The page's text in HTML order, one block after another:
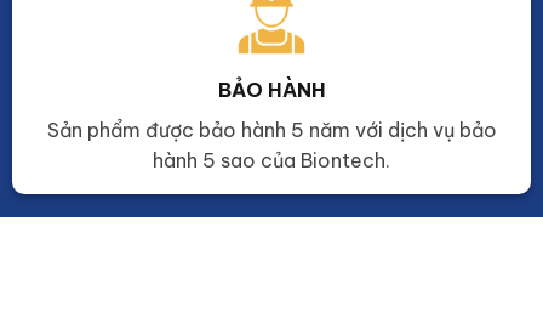
BẢO HÀNH
Sản phẩm được bảo hành 5 năm với dịch vụ bảo
hành 5 sao của Biontech.